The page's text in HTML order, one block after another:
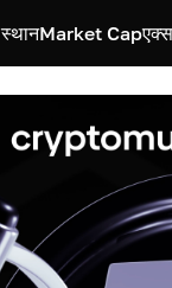
स्थानMarket Cap